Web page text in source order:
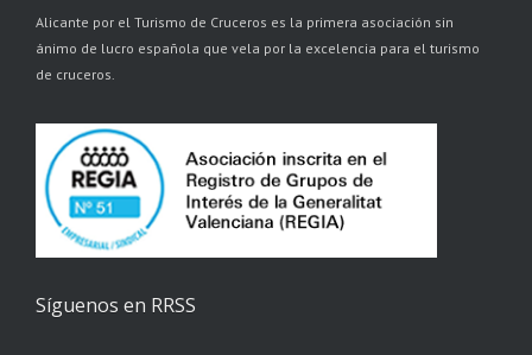
Alicante por el Turismo de Cruceros es la primera asociación sin
ánimo de lucro española que vela por la excelencia para el turismo
de cruceros.
Síguenos en RRSS